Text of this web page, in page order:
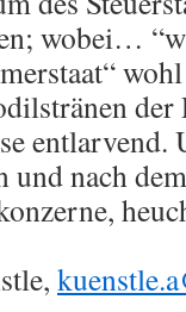
wobei…
wohl
entlarvend.
nach